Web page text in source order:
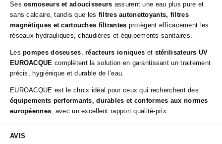
Sesosmoseurs et adoucisseurs assurent une eau plus pure et
sans calcaire, tandis que les filtres autonettoyants, filtres
magnétiques et cartouches filtrantes protègent efficacement les
réseaux hydrauliques, chaudières et équipements sanitaires.
Lespompes doseuses,réacteurs ioniques et stérilisateurs UV
EUROACQUE complètent la solution en garantissant un traitement
précis, hygiénique et durable de l’eau.
EUROACQUE est le choix idéal pour ceux qui recherchent des
équipements performants, durables et conformes aux normes
européennes, avec un excellent rapport qualité-prix.
AVIS